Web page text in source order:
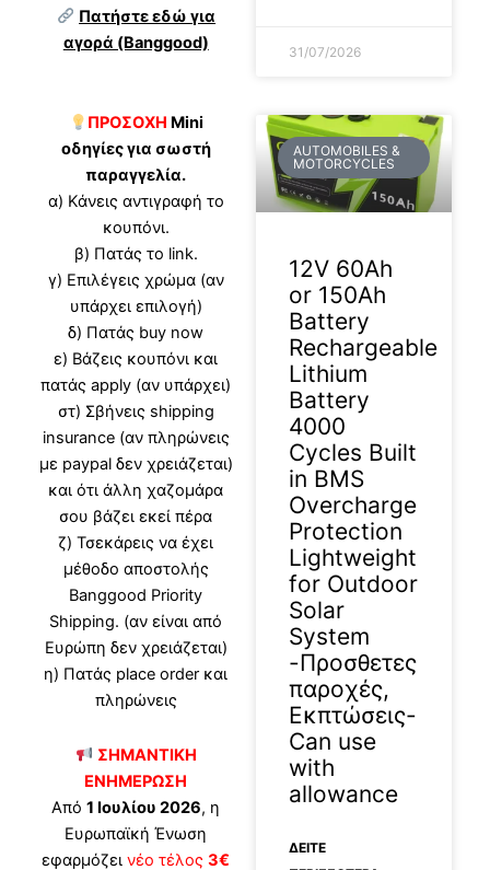
Πατήστε εδώ για
αγορά (Banggood)
ΠΡΟΣΟΧΗ Mini
οδηγίες για σωστή
παραγγελία.
α) Κάνεις αντιγραφή το
κουπόνι.
β) Πατάς το link.
γ) Επιλέγεις χρώμα (αν
υπάρχει επιλογή)
δ) Πατάς buy now
ε) Βάζεις κουπόνι και
πατάς apply (αν υπάρχει)
στ) Σβήνεις shipping
insurance (αν πληρώνεις
με paypal δεν χρειάζεται)
και ότι άλλη χαζομάρα
σου βάζει εκεί πέρα
ζ) Τσεκάρεις να έχει
μέθοδο αποστολής
Banggood Priority
Shipping. (αν είναι από
Ευρώπη δεν χρειάζεται)
η) Πατάς place order και
πληρώνεις
ΣΗΜΑΝΤΙΚΗ
ΕΝΗΜΕΡΩΣΗ
Από1 Ιουλίου 2026, η
Ευρωπαϊκή Ένωση
εφαρμόζεινέο τέλος3€
31/07/2026
AUTOMOBILES &
MOTORCYCLES
12V 60Ah
or 150Ah
Battery
Rechargeable
Lithium
Battery
4000
Cycles Built
in BMS
Overcharge
Protection
Lightweight
for Outdoor
Solar
System
-Προσθετες
παροχές,
Εκπτώσεις-
Can use
with
allowance
ΔΕΊΤΕ